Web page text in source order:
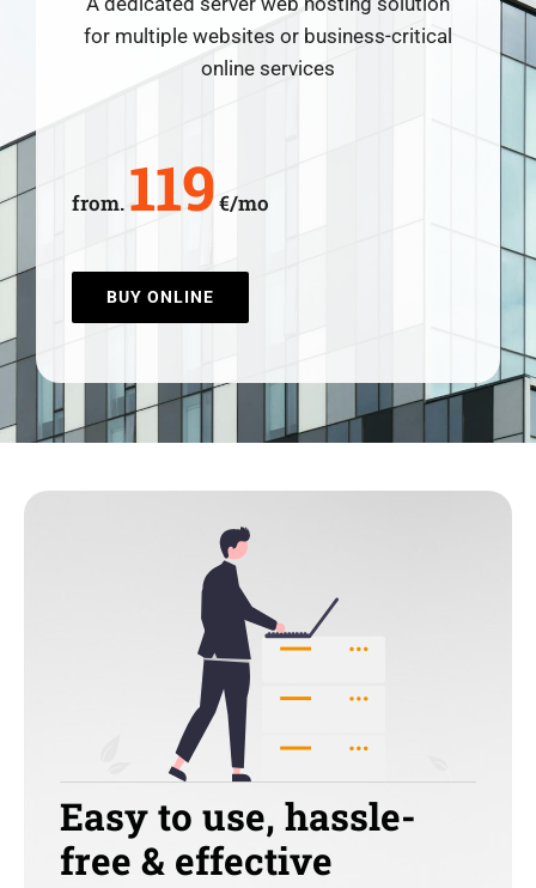
for multiple websites or business-critical
online services
from. 119€/mo
BUY ONLINE
Easy to use, hassle-
free & effective